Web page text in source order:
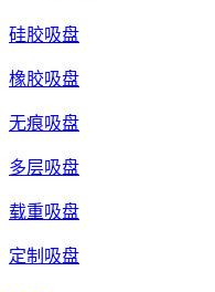
硅胶吸盘
橡胶吸盘
无痕吸盘
多层吸盘
载重吸盘
定制吸盘